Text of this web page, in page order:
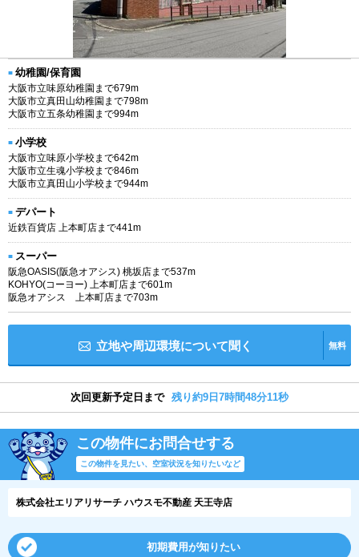
幼稚園/保育園
大阪市立味原幼稚園まで679m
大阪市立真田山幼稚園まで798m
大阪市立五条幼稚園まで994m
小学校
大阪市立味原小学校まで642m
大阪市立生魂小学校まで846m
大阪市立真田山小学校まで944m
デパート
近鉄百貨店 上本町店まで441m
スーパー
阪急OASIS(阪急オアシス) 桃坂店まで537m
KOHYO(コーヨー) 上本町店まで601m
阪急オアシス 上本町店まで703m
立地や周辺環境について聞く 無料
次回更新予定日まで 残り約9日7時間48分11秒
この物件にお問合せする
この物件を見たい、空室状況を知りたいなど
株式会社エリアリサーチ ハウスモ不動産 天王寺店
初期費用が知りたい